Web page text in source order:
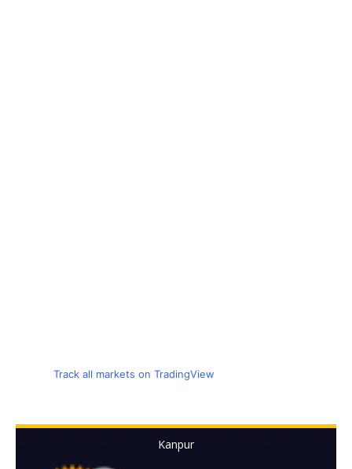
Track all markets on TradingView
Kanpur